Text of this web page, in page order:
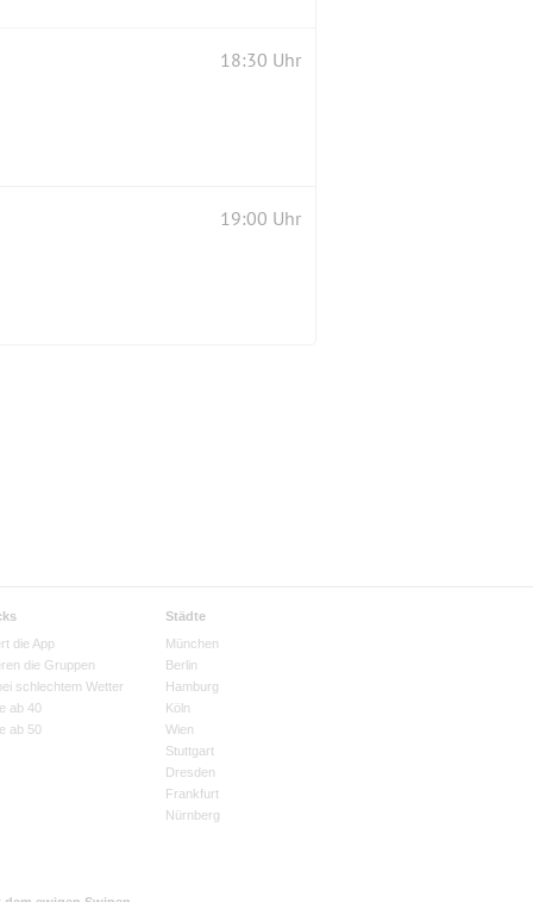
18:30 Uhr
19:00 Uhr
die App
die Gruppen
schlechtem Wetter
ab 40
ab 50
Städte
München
Berlin
Hamburg
Köln
Wien
Stuttgart
Dresden
Frankfurt
Nürnberg